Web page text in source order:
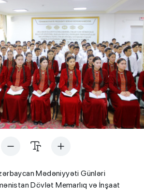
Mədəniyyəti Günləri
Dövlət Memarlıq və İnşaat